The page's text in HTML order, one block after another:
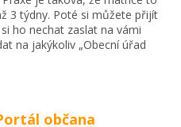
3 týdny. Poté si můžete přijít
ho nechat zaslat na vámi
na jakýkoliv „Obecní úřad
občana